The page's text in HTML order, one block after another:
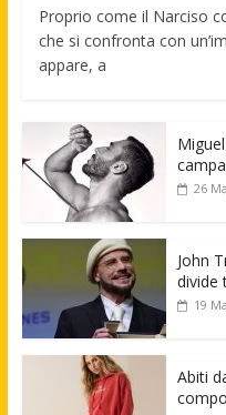
Proprio come il Narciso
che si confronta con
appare, a
26
John
divide
19
Abiti